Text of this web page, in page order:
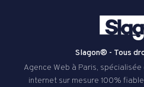
Slagon® - Tous
Agence Web à Paris,
internet sur mesure 100%